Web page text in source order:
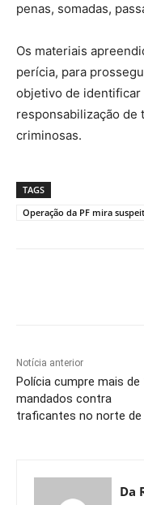
penas, somadas,
Os materiais
perícia, para
objetivo de identificar
responsabilização de
criminosas.
TAGS
Operação da PF mira
Notícia anterior
Polícia cumpre mais de
mandados contra
traficantes no norte de
Da